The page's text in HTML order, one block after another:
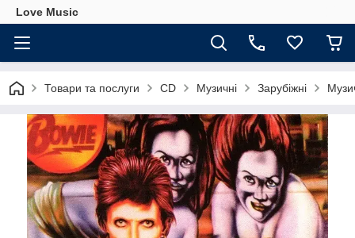
Love Music
Товари та послуги CD Музичні Зарубіжні